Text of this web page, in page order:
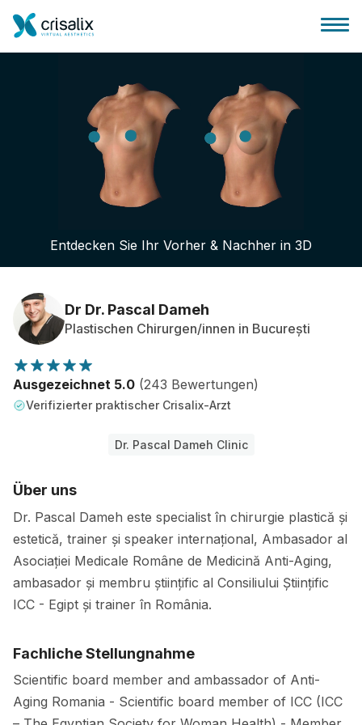
Startseite für Chirurgen
3D-Business-Plattform
Pläne
Bewertungen von Patienten
Entdecken Sie Ihr Vorher & Nachher in 3D
Dr Dr. Pascal Dameh
Plastischen Chirurgen/innen in București
Ausgezeichnet 5.0 (243 Bewertungen)
Verifizierter praktischer Crisalix-Arzt
Dr. Pascal Dameh Clinic
Über uns
Dr. Pascal Dameh este specialist în chirurgie plastică și
estetică, trainer și speaker internațional, Ambasador al
Asociației Medicale Române de Medicină Anti-Aging,
ambasador și membru științific al Consiliului Științific
ICC - Egipt și trainer în România.
Fachliche Stellungnahme
Scientific board member and ambassador of Anti-
Aging Romania - Scientific board member of ICC (ICC